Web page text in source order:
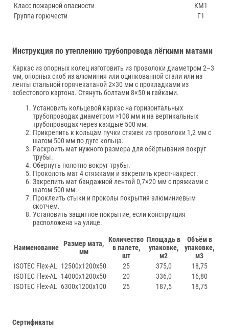
Класс пожарной опасности
КМ1
Группа горючести
Г1
Инструкция по утеплению трубопровода лёгкими матами
Каркас из опорных колец изготовить из проволоки диаметром 2–3
мм, опорных скоб из алюминия или оцинкованной стали или из
ленты стальной горячекатаной 2×30 мм с прокладками из
асбестового картона. Стянуть болтами 8×50 и гайками.
Установить кольцевой каркас на горизонтальных
трубопроводах диаметром >108 мм и на вертикальных
трубопроводах через каждые 500 мм.
Прикрепить к кольцам пучки стяжек из проволоки 1,2 мм с
шагом 500 мм по дуге кольца.
Раскроить мат нужного размера для обёртывания вокруг
трубы.
Обернуть полотно вокруг трубы.
Проколоть мат 4 стяжками и закрепить крест-накрест.
Закрепить мат бандажной лентой 0,7×20 мм с пряжками с
шагом 500 мм.
Проклеить стыки и проколы покрытия алюминиевым
скотчем.
Установить защитное покрытие, если конструкция
расположена на улице.
Наименование Размер мата,
мм
Количество
в палете,
шт
Площадь в
упаковке,
м2
Объём в
упаковке,
м3
ISOTEC Flex-AL
12500х1200х50 25 375,0
18,75
ISOTEC Flex-AL
14000х1200х50 20 336,0
16,80
ISOTEC Flex-AL
6300х1200х100 25 187,5 18,75
Сертификаты